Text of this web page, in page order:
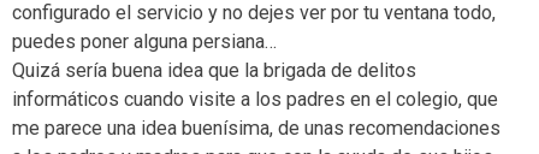
configurado el servicio y no dejes ver por tu ventana todo,
puedes poner alguna persiana…
Quizá sería buena idea que la brigada de delitos
informáticos cuando visite a los padres en el colegio, que
me parece una idea buenísima, de unas recomendaciones